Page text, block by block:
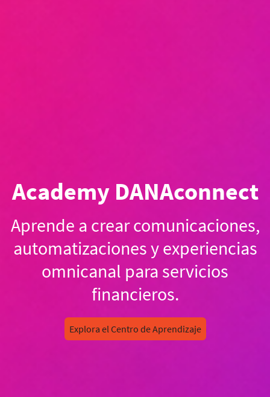
Academy DANAconnect
Aprende a crear comunicaciones,
automatizaciones y experiencias
omnicanal para servicios
financieros.
Explora el Centro de Aprendizaje